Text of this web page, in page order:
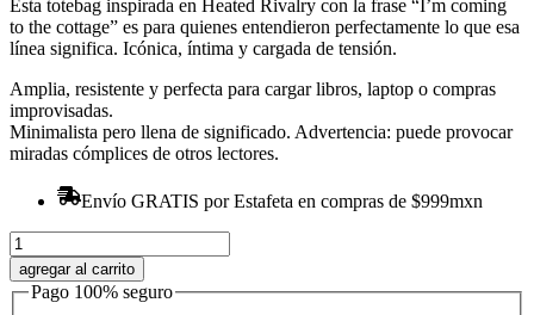
Esta totebag inspirada en Heated Rivalry con la frase “I’m coming
to the cottage” es para quienes entendieron perfectamente lo que esa
línea significa. Icónica, íntima y cargada de tensión.
Amplia, resistente y perfecta para cargar libros, laptop o compras
improvisadas.
Minimalista pero llena de significado. Advertencia: puede provocar
miradas cómplices de otros lectores.
Envío GRATIS por Estafeta en compras de $999mxn
Tote
"I'm
coming
agregar al carrito
Pago 100% seguro